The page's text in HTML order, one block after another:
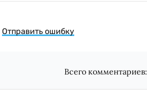
Отправить ошибку
Всего комментариев: